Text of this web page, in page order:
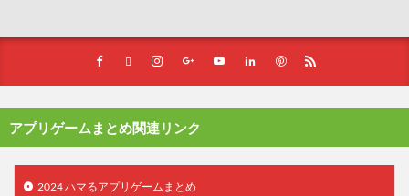
アプリゲームまとめ関連リンク
2024 ハマるアプリゲームまとめ